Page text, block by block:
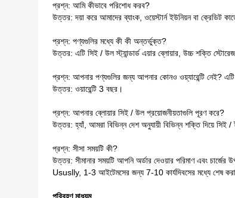
প্রশ্ন: আমি কীভাবে পরিশোধ করব?
উত্তর: দয়া করে আমাদের ব্যাংক, ওয়েস্টার্ন ইউনিয়ন বা ক্রেডিট
প্রশ্ন: পণ্যগুলির মধ্যে কী কী অন্তর্ভুক্ত?
উত্তর: এটি সিই / উল স্ট্যান্ডার্ড এয়ার ব্লোয়ার, উচ্চ শক্তি
প্রশ্ন: আপনার পণ্যগুলির জন্য আপনার কোনও ওয়্যারেন্টি নেই? এটি
উত্তর: ওয়ারেন্টি 3 বছর।
প্রশ্ন: আপনার ব্লোয়ার সিই / উল প্রয়োজনীয়তাগুলি পূরণ করে?
উত্তর: হ্যাঁ, আমরা বিভিন্ন দেশ অনুযায়ী বিভিন্ন শক্তি দিয়ে সিই
প্রশ্ন: সীসা সময়টি কী?
উত্তর: সীমানার সময়টি আপনি অর্ডার দেওয়ার পরিমাণ এবং চার্জের
Ususlly, 1-3 আইটেমসের জন্য 7-10 কার্যদিবসের মধ্যে শেষ করা